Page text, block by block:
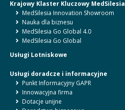
Krajowy Klaster Kluczowy MedSilesia
MedSilesia Innovation Showroom
Nauka dla biznesu
MedSilesia Go Global 4.0
MedSilesia Go Global
Usługi Lotniskowe
Usługi doradcze i informacyjne
Punkt Informacyjny GAPR
Innowacyjna firma
Dotacje unijne